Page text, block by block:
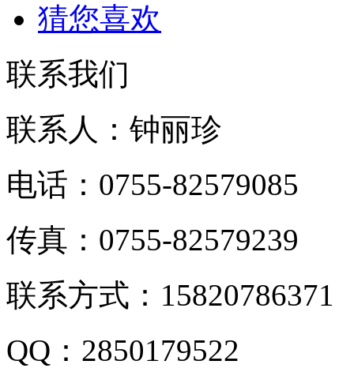
猜您喜欢
联系我们
联系人：钟丽珍
电话：0755-82579085
传真：0755-82579239
联系方式：15820786371
QQ：2850179522